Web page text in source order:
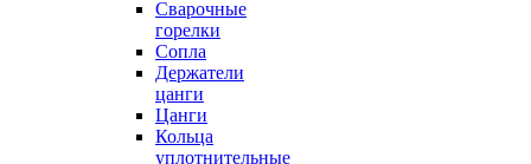
Сварочные
горелки
Сопла
Держатели
цанги
Цанги
Кольца
уплотнительные